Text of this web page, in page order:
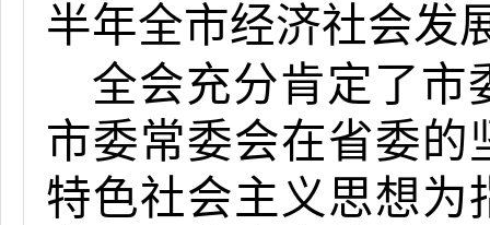
半年全市经济社会发
全会充分肯定了市
市委常委会在省委的
特色社会主义思想为